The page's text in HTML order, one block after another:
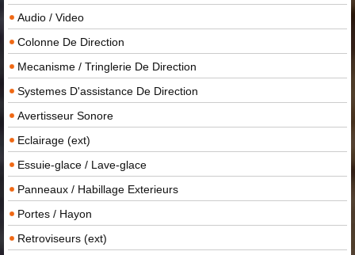
Audio / Video
Colonne De Direction
Mecanisme / Tringlerie De Direction
Systemes D'assistance De Direction
Avertisseur Sonore
Eclairage (ext)
Essuie-glace / Lave-glace
Panneaux / Habillage Exterieurs
Portes / Hayon
Retroviseurs (ext)